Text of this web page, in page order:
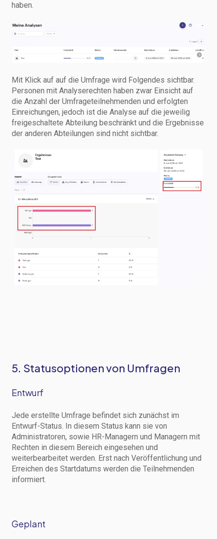
haben.
Mit Klick auf auf die Umfrage wird Folgendes sichtbar.
Personen mit Analyserechten haben zwar Einsicht auf
die Anzahl der Umfrageteilnehmenden und erfolgten
Einreichungen, jedoch ist die Analyse auf die jeweilig
freigeschaltete Abteilung beschränkt und die Ergebnisse
der anderen Abteilungen sind nicht sichtbar.
5. Statusoptionen von Umfragen
Entwurf
Jede erstellte Umfrage befindet sich zunächst im
Entwurf-Status. In diesem Status kann sie von
Administratoren, sowie HR-Managern und Managern mit
Rechten in diesem Bereich eingesehen und
weiterbearbeitet werden. Erst nach Veröffentlichung und
Erreichen des Startdatums werden die Teilnehmenden
informiert.
Geplant